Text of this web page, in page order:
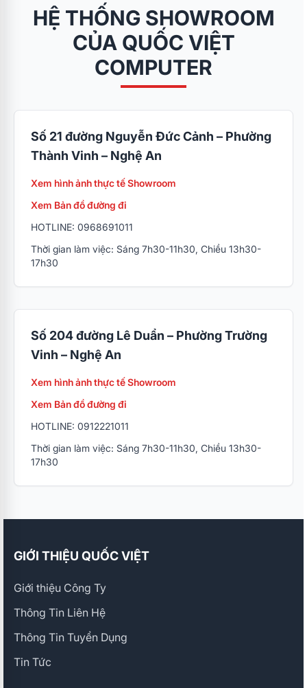
HỆ THỐNG SHOWROOM
CỦA QUỐC VIỆT
COMPUTER
Số 21 đường Nguyễn Đức Cảnh – Phường
Thành Vinh – Nghệ An
Xem hình ảnh thực tế Showroom
Xem Bản đồ đường đi
HOTLINE: 0968691011
Thời gian làm việc: Sáng 7h30-11h30, Chiều 13h30-
17h30
Số 204 đường Lê Duẩn – Phường Trường
Vinh – Nghệ An
Xem hình ảnh thực tế Showroom
Xem Bản đồ đường đi
HOTLINE: 0912221011
Thời gian làm việc: Sáng 7h30-11h30, Chiều 13h30-
17h30
GIỚI THIỆU QUỐC VIỆT
Giới thiệu Công Ty
Thông Tin Liên Hệ
Thông Tin Tuyển Dụng
Tin Tức